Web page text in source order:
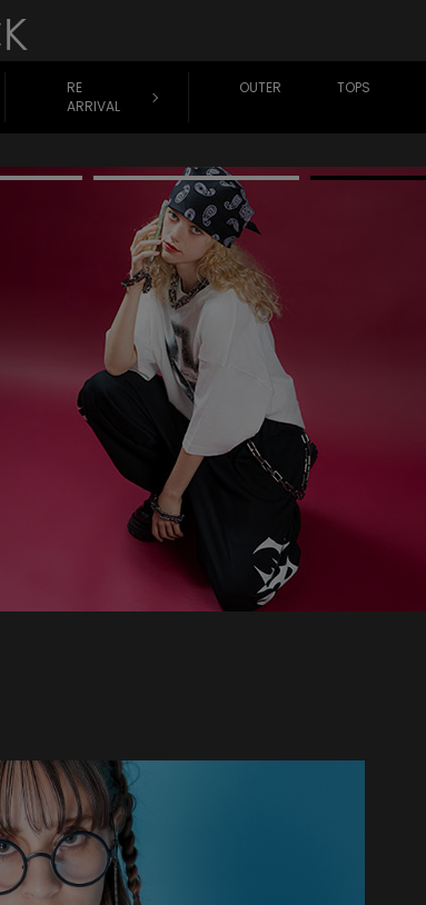
RE
ARRIVAL
OUTER TOPS